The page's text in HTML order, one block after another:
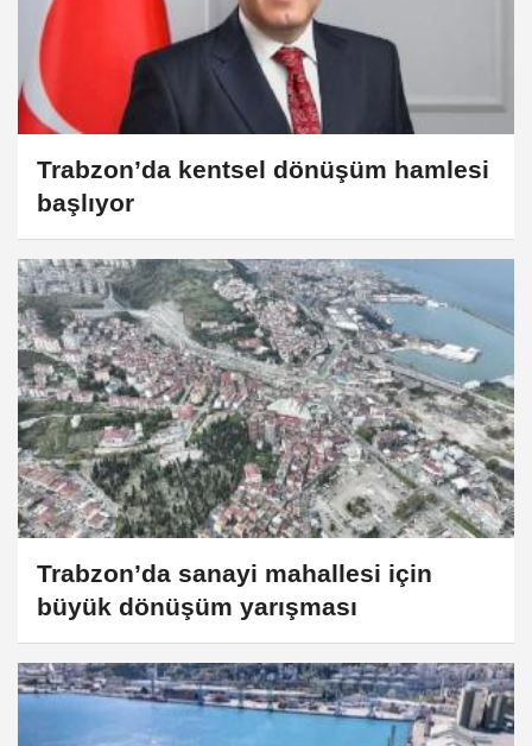
Trabzon’da kentsel dönüşüm hamlesi
başlıyor
Trabzon’da sanayi mahallesi için
büyük dönüşüm yarışması